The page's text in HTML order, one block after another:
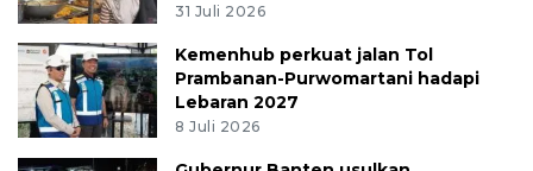
31 Juli 2026
Kemenhub perkuat jalan Tol
Prambanan-Purwomartani hadapi
Lebaran 2027
8 Juli 2026